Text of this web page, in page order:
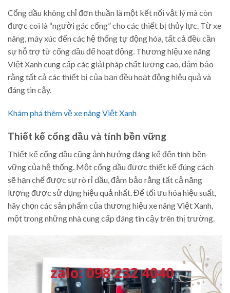
Cổng dầu không chỉ đơn thuần là một kết nối vật lý mà còn
được coi là “người gác cổng” cho các thiết bị thủy lực. Từ xe
nâng, máy xúc đến các hệ thống tự động hóa, tất cả đều cần
sự hỗ trợ từ cổng dầu để hoạt động. Thương hiệu xe nâng
Việt Xanh cung cấp các giải pháp chất lượng cao, đảm bảo
rằng tất cả các thiết bị của bạn đều hoạt động hiệu quả và
đáng tin cậy.
Khám phá thêm về xe nâng Việt Xanh
Thiết kế cổng dầu và tính bền vững
Thiết kế cổng dầu cũng ảnh hưởng đáng kể đến tính bền
vững của hệ thống. Một cổng dầu được thiết kế đúng cách
sẽ hạn chế được sự rò rỉ dầu, đảm bảo rằng tất cả năng
lượng được sử dụng hiệu quả nhất. Để tối ưu hóa hiệu suất,
hãy chọn các sản phẩm của thương hiệu xe nâng Việt Xanh,
một trong những nhà cung cấp đáng tin cậy trên thị trường.